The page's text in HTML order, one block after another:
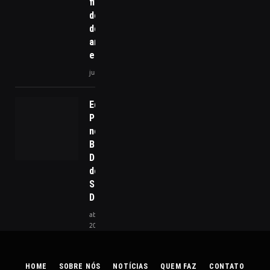
de obras e
do meio
ambiente
em Ilhabela
julho 19, 2024
Equilíbrio
Político
no
Brasil: O
Desafio
de
Superar
Divisões
abril 2,
2025
HOME SOBRE NÓS NOTÍCIAS QUEM FAZ CONTATO